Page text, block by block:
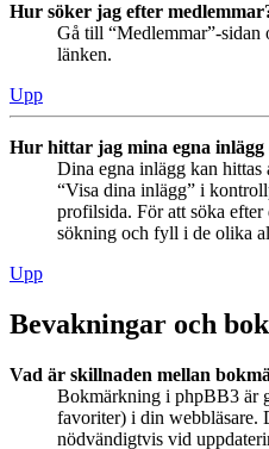
Hur söker jag efter
Gå till “Medlemmar”-sidan
länken.
Upp
Hur hittar jag mina egna inlägg
Dina egna inlägg kan hittas
“Visa dina inlägg” i
profilsida. För att söka efter
sökning och fyll i de olika
Upp
Bevakningar och
Vad är skillnaden mellan
Bokmärkning i phpBB3 är
favoriter) i din webbläsare.
nödvändigtvis vid